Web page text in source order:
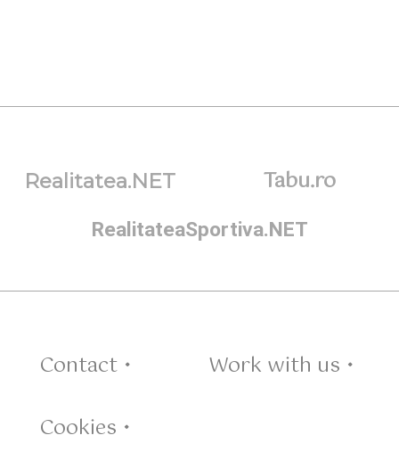
Realitatea.NET Tabu.ro
RealitateaSportiva.NET
Contact •
Work with us •
Cookies •